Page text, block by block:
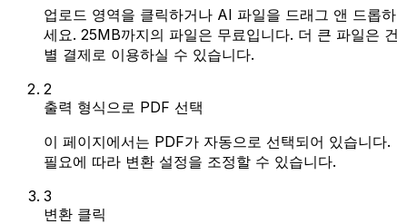
업로드 영역을 클릭하거나 AI 파일을 드래그 앤 드롭하
세요. 25MB까지의 파일은 무료입니다. 더 큰 파일은 건
별 결제로 이용하실 수 있습니다.
2
출력 형식으로 PDF 선택
이 페이지에서는 PDF가 자동으로 선택되어 있습니다.
필요에 따라 변환 설정을 조정할 수 있습니다.
3
변환 클릭